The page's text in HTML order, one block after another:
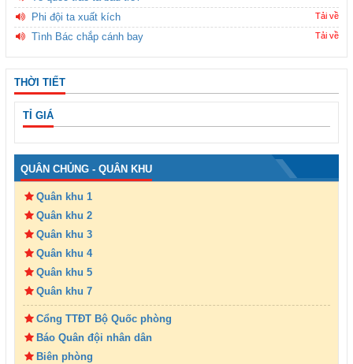
Phi đội ta xuất kích Tải về
Tình Bác chắp cánh bay Tải về
THỜI TIẾT
TỈ GIÁ
QUÂN CHỦNG - QUÂN KHU
Quân khu 1
Quân khu 2
Quân khu 3
Quân khu 4
Quân khu 5
Quân khu 7
Cổng TTĐT Bộ Quốc phòng
Báo Quân đội nhân dân
Biên phòng